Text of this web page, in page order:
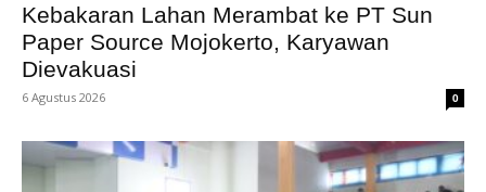
Kebakaran Lahan Merambat ke PT Sun
Paper Source Mojokerto, Karyawan
Dievakuasi
6 Agustus 2026 0